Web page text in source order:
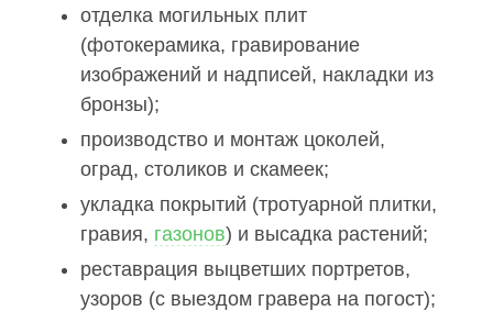
отделка могильных плит
(фотокерамика, гравирование
изображений и надписей, накладки из
бронзы);
производство и монтаж цоколей,
оград, столиков и скамеек;
укладка покрытий (тротуарной плитки,
гравия, газонов) и высадка растений;
реставрация выцветших портретов,
узоров (с выездом гравера на погост);